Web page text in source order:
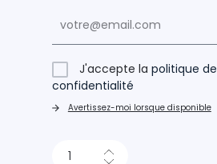
J'accepte la politique de
confidentialité
Avertissez-moi lorsque disponible